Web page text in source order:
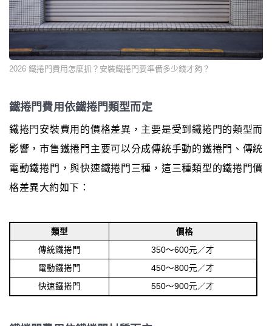
2026 鐵捲門費用怎麼抓？安裝鐵捲門要準備多少錢才夠？
鐵捲門費用依鐵捲門類型而定
鐵捲門安裝費用的價格差異，主要是受到鐵捲門的類型而
影響，市售鐵捲門主要可以分成傳統手動的鐵捲門、傳統
電動鐵捲門，與快速鐵捲門三種，這三種類型的鐵捲門價
格差異大約如下：
類型
價格
傳統鐵捲門
350～600元／才
電動鐵捲門
450～800元／才
快速鐵捲門
550～900元／才